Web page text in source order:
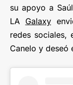
su apoyo a
LA Galaxy
redes sociales,
Canelo y deseó